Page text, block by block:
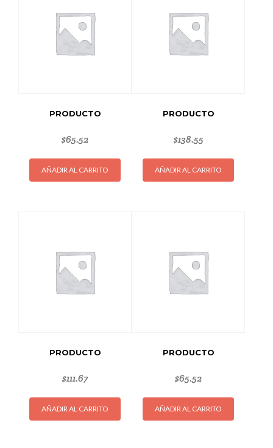
PRODUCTO
$65.52
AÑADIR AL CARRITO
PRODUCTO
$138.55
AÑADIR AL CARRITO
PRODUCTO
$111.67
AÑADIR AL CARRITO
PRODUCTO
$65.52
AÑADIR AL CARRITO